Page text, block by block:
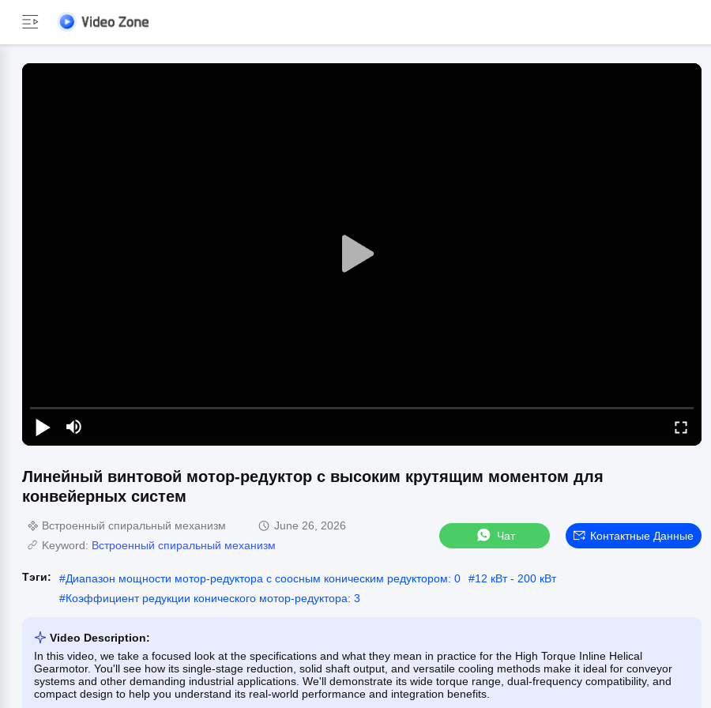
Линейный винтовой мотор-редуктор с высоким крутящим моментом для
конвейерных систем
Встроенный спиральный механизм
June 26, 2026
Keyword: Встроенный спиральный механизм
Чат Контактные Данные
Тэги: #Диапазон мощности мотор-редуктора с соосным коническим редуктором: 0 #12 кВт - 200 кВт
#Коэффициент редукции конического мотор-редуктора: 3
Video Description:
In this video, we take a focused look at the specifications and what they mean in practice for the High Torque Inline Helical
Gearmotor. You'll see how its single-stage reduction, solid shaft output, and versatile cooling methods make it ideal for conveyor
systems and other demanding industrial applications. We'll demonstrate its wide torque range, dual-frequency compatibility, and
compact design to help you understand its real-world performance and integration benefits.